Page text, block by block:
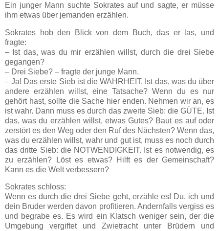
Ein junger Mann suchte Sokrates auf und sagte, er müsse
ihm etwas über jemanden erzählen.
Sokrates hob den Blick von dem Buch, das er las, und
fragte:
– Ist das, was du mir erzählen willst, durch die drei Siebe
gegangen?
– Drei Siebe? – fragte der junge Mann.
– Ja! Das erste Sieb ist die WAHRHEIT. Ist das, was du über
andere erzählen willst, eine Tatsache? Wenn du es nur
gehört hast, sollte die Sache hier enden. Nehmen wir an, es
ist wahr. Dann muss es durch das zweite Sieb: die GÜTE. Ist
das, was du erzählen willst, etwas Gutes? Baut es auf oder
zerstört es den Weg oder den Ruf des Nächsten? Wenn das,
was du erzählen willst, wahr und gut ist, muss es noch durch
das dritte Sieb: die NOTWENDIGKEIT. Ist es notwendig, es
zu erzählen? Löst es etwas? Hilft es der Gemeinschaft?
Kann es die Welt verbessern?
Sokrates schloss:
Wenn es durch die drei Siebe geht, erzähle es! Du, ich und
dein Bruder werden davon profitieren. Andernfalls vergiss es
und begrabe es. Es wird ein Klatsch weniger sein, der die
Umgebung vergiftet und Zwietracht unter Brüdern und